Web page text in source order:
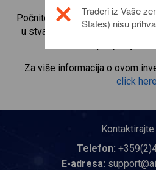
Počnite trgovati CFD-ovima na
u stvarnom vremenu i primajte
Za više informacija o ovom
click here
Kontaktirajte
Telefon:
E-adresa:
Traderi iz Vaše
States) nisu